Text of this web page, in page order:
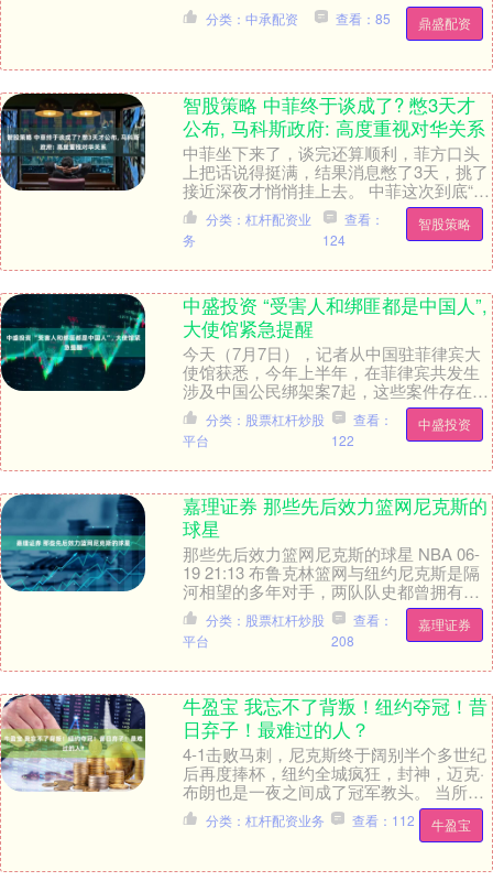
一则消息。说是6月30日，外交部亚洲司司
长刘劲....
鼎盛配资
分类：中承配资 查看：85
智股策略 中菲终于谈成了? 憋3天才
公布, 马科斯政府: 高度重视对华关系
中菲坐下来了，谈完还算顺利，菲方口头
上把话说得挺满，结果消息憋了3天，挑了
接近深夜才悄悄挂上去。 中菲这次到底“谈
成”了什么；马科斯政府一边喊“高度重视对
华关系....
智股策略
分类：杠杆配资业
务
查看：
124
中盛投资 “受害人和绑匪都是中国人”,
大使馆紧急提醒
今天（7月7日），记者从中国驻菲律宾大
使馆获悉，今年上半年，在菲律宾共发生
涉及中国公民绑架案7起，这些案件存在一
些共同点，如受害人都是在菲长期工作、
生活、学习的....
中盛投资
分类：股票杠杆炒股
平台
查看：
122
嘉理证券 那些先后效力篮网尼克斯的
球星
那些先后效力篮网尼克斯的球星 NBA 06-
19 21:13 布鲁克林篮网与纽约尼克斯是隔
河相望的多年对手，两队队史都曾拥有一
众才华横溢的球员，但仅有少数球员曾....
嘉理证券
分类：股票杠杆炒股
平台
查看：
208
牛盈宝 我忘不了背叛！纽约夺冠！昔
日弃子！最难过的人？
4-1击败马刺，尼克斯终于阔别半个多世纪
后再度捧杯，纽约全城疯狂，封神，迈克·
布朗也是一夜之间成了冠军教头。 当所有
人庆祝之余，一个名字却再次被推到了舆
论中心：....
牛盈宝
分类：杠杆配资业务 查看：112